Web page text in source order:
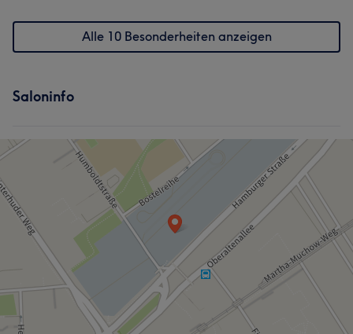
Alle 10 Besonderheiten anzeigen
Saloninfo